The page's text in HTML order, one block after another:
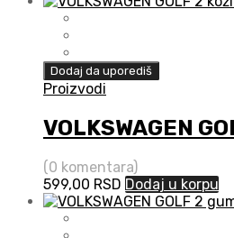
Dodaj da uporediš
Proizvodi
VOLKSWAGEN
(0 komentara)
599,00 RSD Dodaj u korpu